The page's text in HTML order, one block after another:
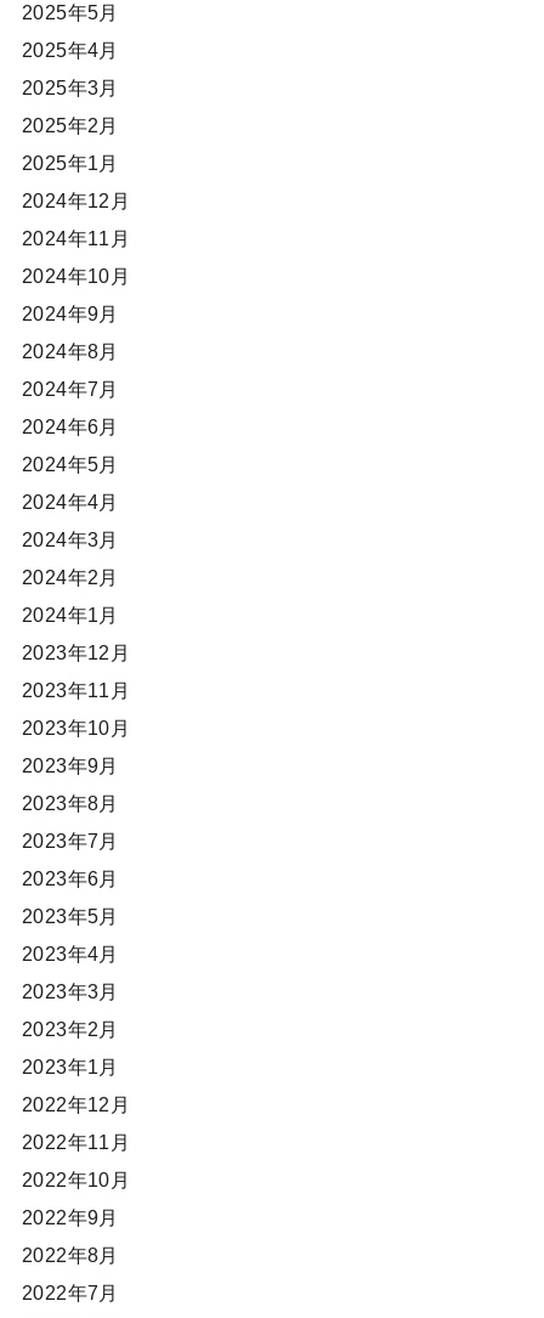
2025年5月
2025年4月
2025年3月
2025年2月
2025年1月
2024年12月
2024年11月
2024年10月
2024年9月
2024年8月
2024年7月
2024年6月
2024年5月
2024年4月
2024年3月
2024年2月
2024年1月
2023年12月
2023年11月
2023年10月
2023年9月
2023年8月
2023年7月
2023年6月
2023年5月
2023年4月
2023年3月
2023年2月
2023年1月
2022年12月
2022年11月
2022年10月
2022年9月
2022年8月
2022年7月